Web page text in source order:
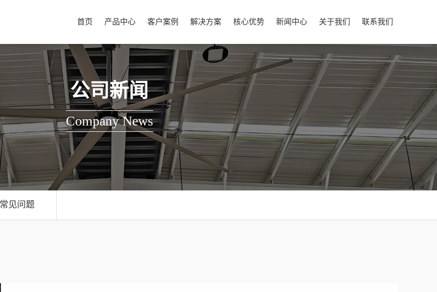
首页 产品中心 客户案例 解决方案 核心优势 新闻中心 关于我们 联系我们
公司新闻
Company News
常见问题